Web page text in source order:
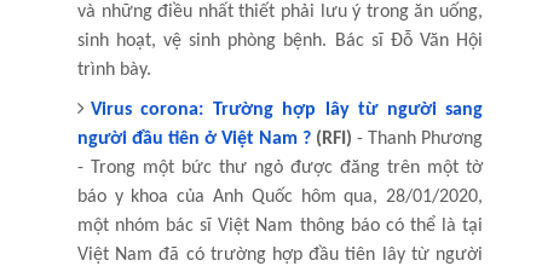
và những điều nhất thiết phải lưu ý trong ăn uống,
sinh hoạt, vệ sinh phòng bệnh. Bác sĩ Đỗ Văn Hội
trình bày.
Virus corona: Trường hợp lây từ người sang
người đầu tiên ở Việt Nam ? (RFI) - Thanh Phương
- Trong một bức thư ngỏ được đăng trên một tờ
báo y khoa của Anh Quốc hôm qua, 28/01/2020,
một nhóm bác sĩ Việt Nam thông báo có thể là tại
Việt Nam đã có trường hợp đầu tiên lây từ người